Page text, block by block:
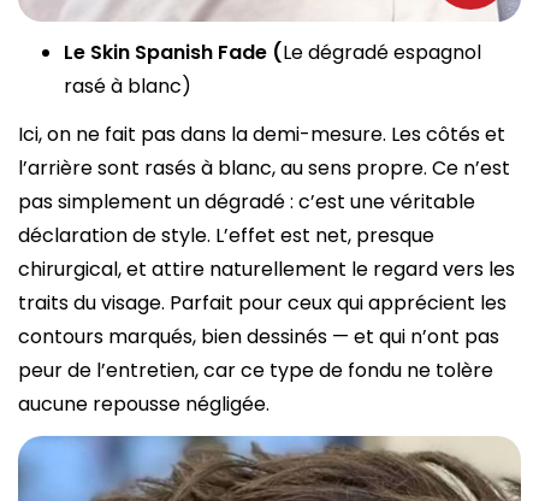
Le Skin Spanish Fade (Le dégradé espagnol
rasé à blanc)
Ici, on ne fait pas dans la demi-mesure. Les côtés et
l’arrière sont rasés à blanc, au sens propre. Ce n’est
pas simplement un dégradé : c’est une véritable
déclaration de style. L’effet est net, presque
chirurgical, et attire naturellement le regard vers les
traits du visage. Parfait pour ceux qui apprécient les
contours marqués, bien dessinés — et qui n’ont pas
peur de l’entretien, car ce type de fondu ne tolère
aucune repousse négligée.